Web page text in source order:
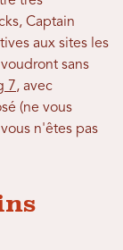
Captain
aux sites les
sans
7, avec
(ne vous
n'êtes pas